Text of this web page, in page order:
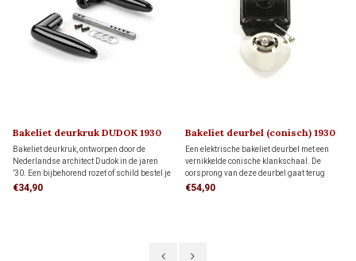
Bakeliet deurkruk DUDOK 1930
Bakeliet deurkruk, ontworpen door de
Nederlandse architect Dudok in de jaren
’30. Een bijbehorend rozet of schild bestel je
hieronder apart bij ‘Gerelateerde
€34,90
Bakeliet deurbel (conisch) 1930
Een elektrische bakeliet deurbel met een
vernikkelde conische klankschaal. De
oorsprong van deze deurbel gaat terug
naar de jaren '30 van de vorige eeuw en is
€54,90